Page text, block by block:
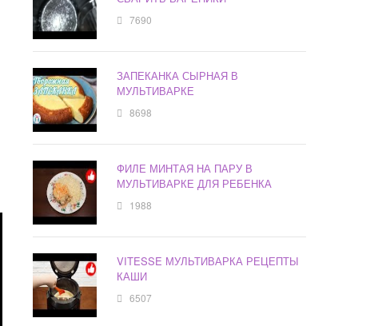
7690
ЗАПЕКАНКА СЫРНАЯ В
МУЛЬТИВАРКЕ
8698
ФИЛЕ МИНТАЯ НА ПАРУ В
МУЛЬТИВАРКЕ ДЛЯ РЕБЕНКА
1988
VITESSE МУЛЬТИВАРКА РЕЦЕПТЫ
КАШИ
6507